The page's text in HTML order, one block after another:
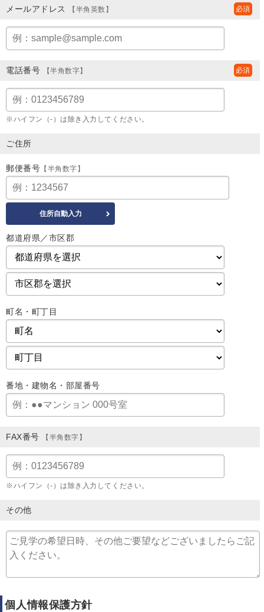
メールアドレス 【半角英数】
電話番号 【半角数字】
※ハイフン（-）は除き入力してください。
ご住所
郵便番号 【半角数字】
都道府県／市区郡
町名・町丁目
番地・建物名・部屋番号
FAX番号 【半角数字】
※ハイフン（-）は除き入力してください。
その他
個人情報保護方針